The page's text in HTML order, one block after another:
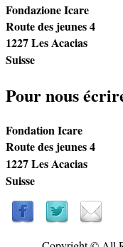
Fondazione Icare
Route des jeunes 4
1227 Les Acacias
Suisse
Pour nous
Fondation Icare
Route des jeunes 4
1227 Les Acacias
Suisse